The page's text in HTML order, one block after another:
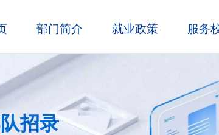
部门简介 就业政策 服务
招录